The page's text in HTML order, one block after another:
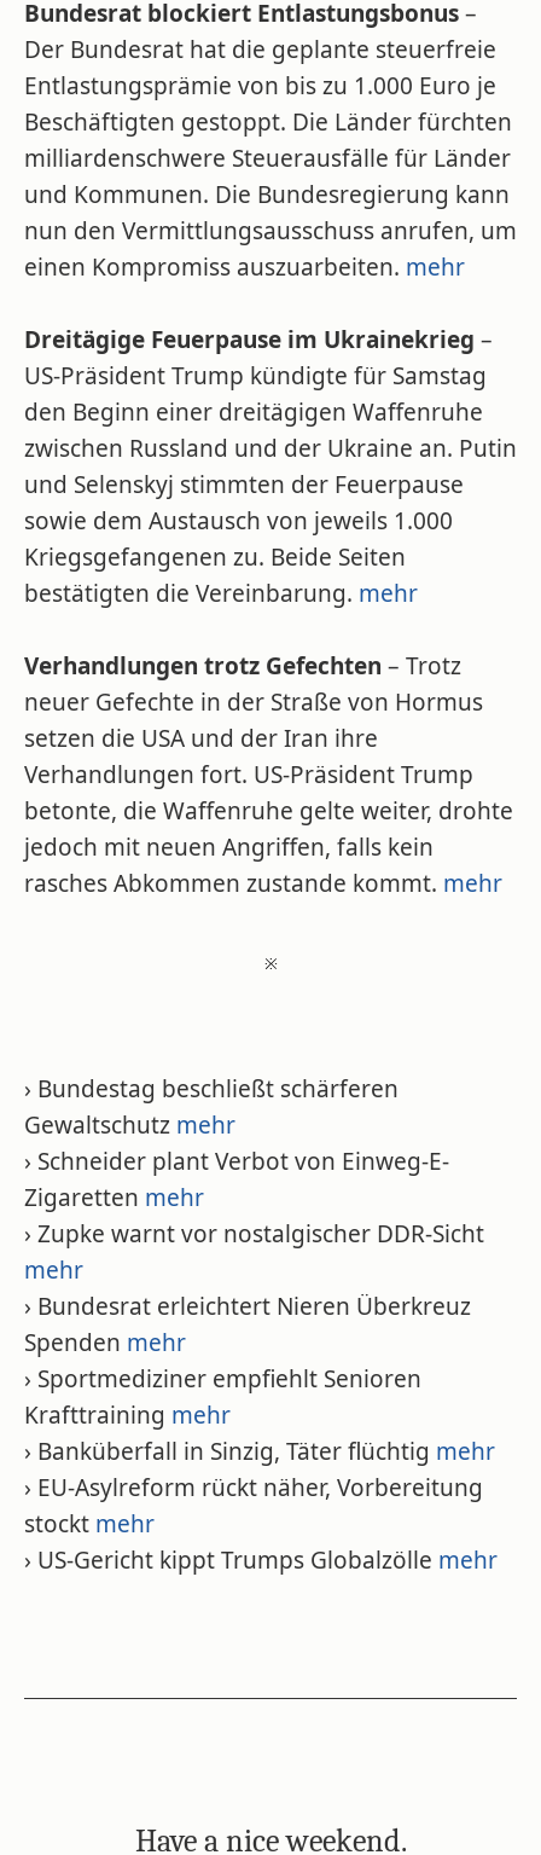
Bundesrat blockiert Entlastungsbonus–
Der Bundesrat hat die geplante steuerfreie
Entlastungsprämie von bis zu 1.000 Euro je
Beschäftigten gestoppt. Die Länder fürchten
milliardenschwere Steuerausfälle für Länder
und Kommunen. Die Bundesregierung kann
nun den Vermittlungsausschuss anrufen, um
einen Kompromiss auszuarbeiten. mehr
Dreitägige Feuerpause im Ukrainekrieg –
US-Präsident Trump kündigte für Samstag
den Beginn einer dreitägigen Waffenruhe
zwischen Russland und der Ukraine an. Putin
und Selenskyj stimmten der Feuerpause
sowie dem Austausch von jeweils 1.000
Kriegsgefangenen zu. Beide Seiten
bestätigten die Vereinbarung. mehr
Verhandlungen trotz Gefechten – Trotz
neuer Gefechte in der Straße von Hormus
setzen die USA und der Iran ihre
Verhandlungen fort. US-Präsident Trump
betonte, die Waffenruhe gelte weiter, drohte
jedoch mit neuen Angriffen, falls kein
rasches Abkommen zustande kommt. mehr
※
› Bundestag beschließt schärferen
Gewaltschutz mehr
› Schneider plant Verbot von Einweg-E-
Zigaretten mehr
› Zupke warnt vor nostalgischer DDR-Sicht
mehr
› Bundesrat erleichtert Nieren Überkreuz
Spenden mehr
› Sportmediziner empfiehlt Senioren
Krafttraining mehr
› Banküberfall in Sinzig, Täter flüchtig mehr
› EU-Asylreform rückt näher, Vorbereitung
stockt mehr
› US-Gericht kippt Trumps Globalzölle mehr
Have a nice weekend.